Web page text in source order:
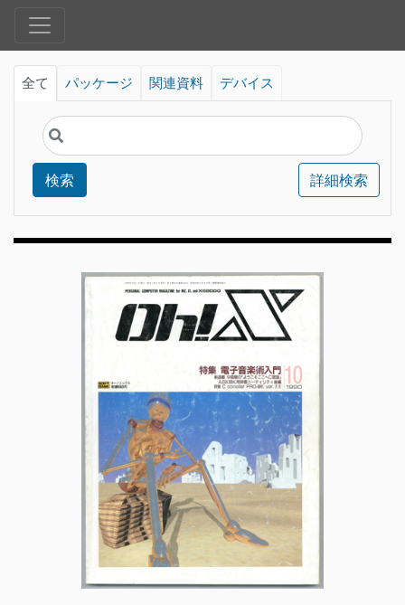
全て パッケージ 関連資料 デバイス
検索 詳細検索